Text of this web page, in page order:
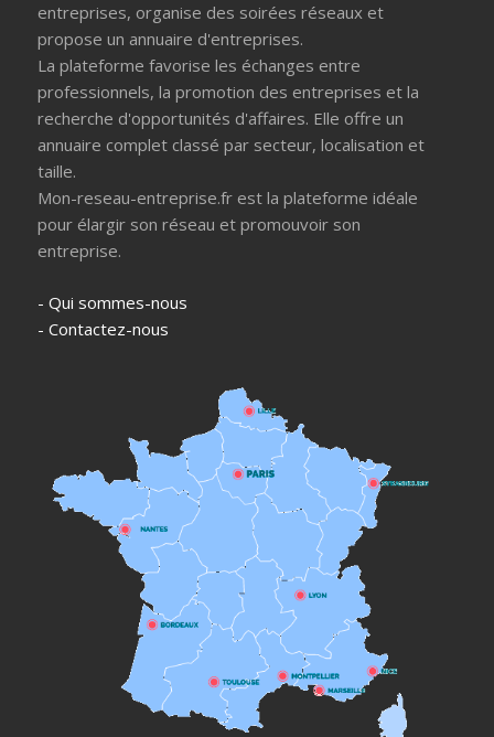
entreprises, organise des soirées réseaux et
propose un annuaire d'entreprises.
La plateforme favorise les échanges entre
professionnels, la promotion des entreprises et la
recherche d'opportunités d'affaires. Elle offre un
annuaire complet classé par secteur, localisation et
taille.
Mon-reseau-entreprise.fr est la plateforme idéale
pour élargir son réseau et promouvoir son
entreprise.
- Qui sommes-nous
- Contactez-nous